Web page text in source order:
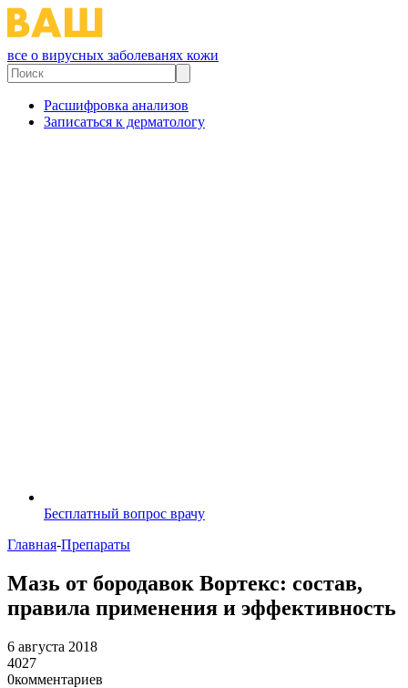
все о вирусных заболеванях кожи
Расшифровка анализов
Записаться к дерматологу
Бесплатный вопрос врачу
Главная-Препараты
Мазь от бородавок Вортекс: состав,
правила применения и эффективность
6 августа 2018
4027
0комментариев